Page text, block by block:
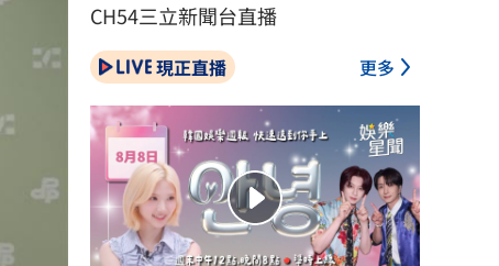
CH54三立新聞台直播
現正直播 更多